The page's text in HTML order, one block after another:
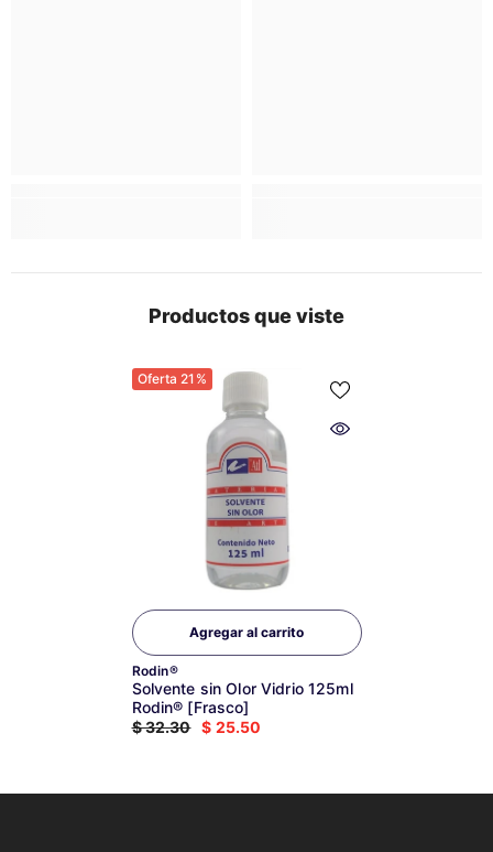
Productos que viste
Oferta 21%
Agregar al carrito
Marca:
Rodin®
Solvente sin Olor Vidrio 125ml
Rodin® [Frasco]
$ 32.30 $ 25.50